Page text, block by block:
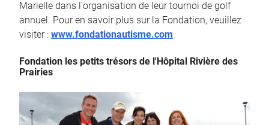
Marielle dans l'organisation de leur tournoi de golf
annuel. Pour en savoir plus sur la Fondation, veuillez
visiter : www.fondationautisme.com
Fondation les petits trésors de l'Hôpital Rivière des
Prairies